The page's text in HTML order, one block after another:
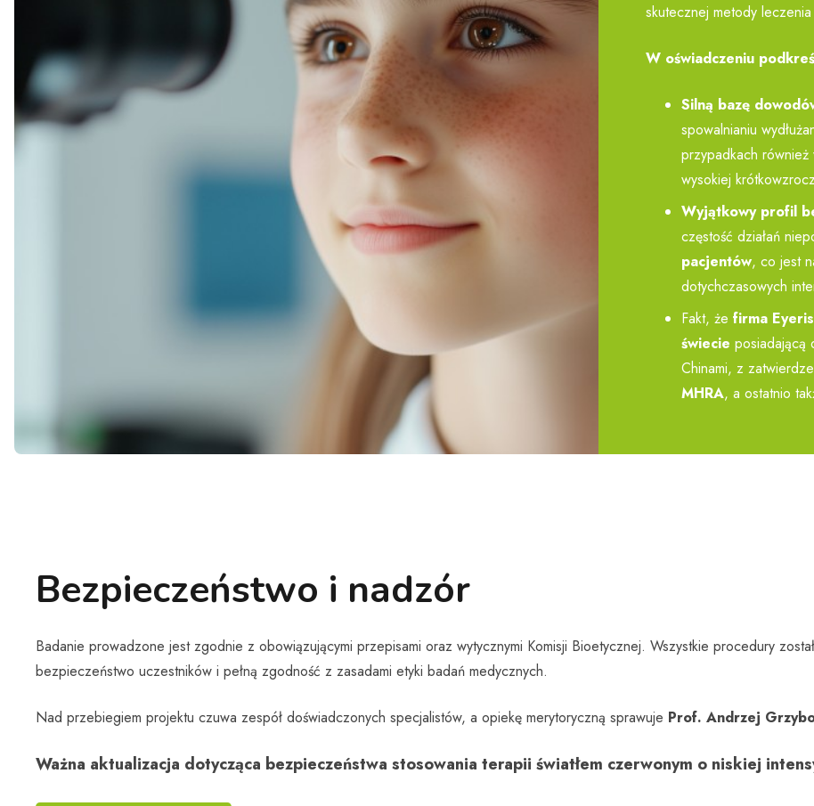
skutecznej metody
W oświadczeniu
Silną bazę
spowalnianiu
przypadkach
wysokiej
Wyjątkowy profil
częstość działań
pacjentów, co jest
dotychczasowych
Fakt, że firma
świecie posiadającą
Chinami, z
MHRA, a ostatnio
Bezpieczeństwo i nadzór
Badanie prowadzone jest zgodnie z obowiązującymi przepisami oraz wytycznymi Komisji Bioetycznej. Wszystkie procedury
bezpieczeństwo uczestników i pełną zgodność z zasadami etyki badań medycznych.
Nad przebiegiem projektu czuwa zespół doświadczonych specjalistów, a opiekę merytoryczną sprawuje Prof. Andrzej
Ważna aktualizacja dotycząca bezpieczeństwa stosowania terapii światłem czerwonym o niskiej